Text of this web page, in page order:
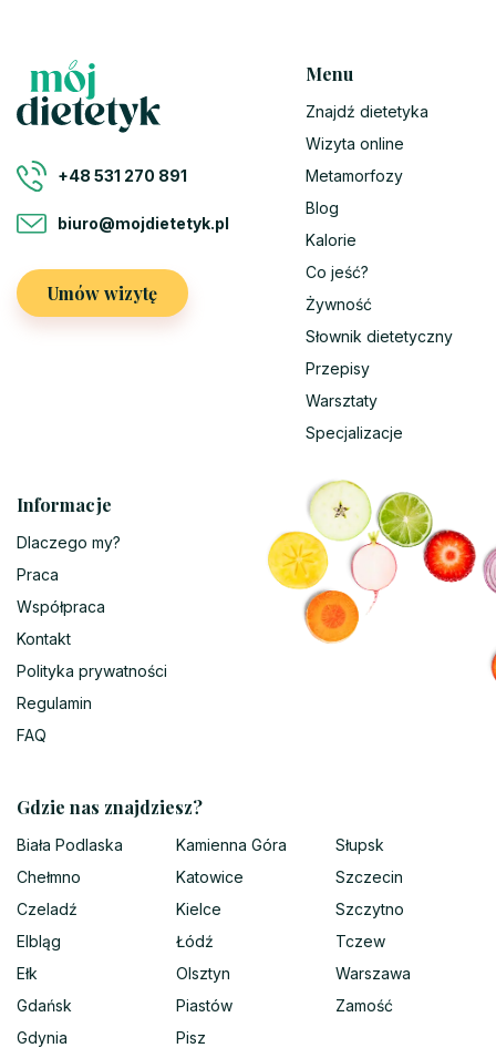
+48 531 270 891
biuro@mojdietetyk.pl
Umów wizytę
Menu
Znajdź dietetyka
Wizyta online
Metamorfozy
Blog
Kalorie
Co jeść?
Żywność
Słownik dietetyczny
Przepisy
Warsztaty
Specjalizacje
Informacje
Dlaczego my?
Praca
Współpraca
Kontakt
Polityka prywatności
Regulamin
FAQ
Gdzie nas znajdziesz?
Biała Podlaska
Chełmno
Czeladź
Elbląg
Ełk
Gdańsk
Gdynia
Kamienna Góra
Katowice
Kielce
Łódź
Olsztyn
Piastów
Pisz
Słupsk
Szczecin
Szczytno
Tczew
Warszawa
Zamość